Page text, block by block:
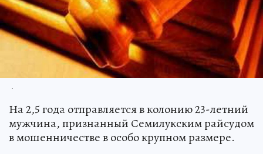
.
На 2,5 года отправляется в колонию 23-летний
мужчина, признанный Семилукским райсудом
в мошенничестве в особо крупном размере.